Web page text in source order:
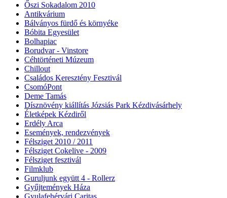
Őszi Sokadalom 2010
Antikvárium
Bálványos fürdő és környéke
Bóbita Egyesület
Bolhapiac
Borudvar - Vinstore
Céhtörténeti Múzeum
Chillout
Családos Keresztény Fesztivál
CsomóPont
Deme Tamás
Dísznövény kiállítás Józsiás Park Kézdivásárhely
Életképek Kézdiről
Erdély Arca
Események, rendezvények
Félsziget 2010 / 2011
Félsziget Cokelive - 2009
Félsziget fesztivál
Filmklub
Guruljunk együtt 4 - Rollerz
Gyűjtemények Háza